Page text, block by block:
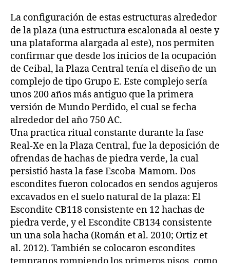
La configuración de estas estructuras alrededor
de la plaza (una estructura escalonada al oeste y
una plataforma alargada al este), nos permiten
confirmar que desde los inicios de la ocupación
de Ceibal, la Plaza Central tenía el diseño de un
complejo de tipo Grupo E. Este complejo sería
unos 200 años más antiguo que la primera
versión de Mundo Perdido, el cual se fecha
alrededor del año 750 AC.
Una practica ritual constante durante la fase
Real-Xe en la Plaza Central, fue la deposición de
ofrendas de hachas de piedra verde, la cual
persistió hasta la fase Escoba-Mamom. Dos
escondites fueron colocados en sendos agujeros
excavados en el suelo natural de la plaza: El
Escondite CB118 consistente en 12 hachas de
piedra verde, y el Escondite CB134 consistente
un una sola hacha (Román et al. 2010; Ortiz et
al. 2012). También se colocaron escondites